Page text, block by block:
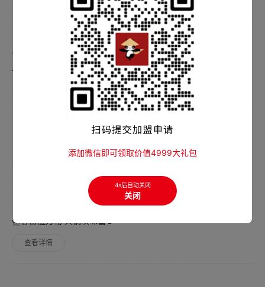
🍲一场盛宴品味舌尖山野🍲 🥬一口鲜香唤醒春日味蕾🥬 🌬️春风十
里，不如火锅与你 #春日#吃成都火锅就吃蜀大侠
⛈春雷醒万物·火锅唤味蕾🍲
查看详情
添加微信即可领取价值4999大礼包
4s后自动关闭
关闭